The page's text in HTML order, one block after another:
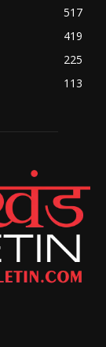
517
419
225
113